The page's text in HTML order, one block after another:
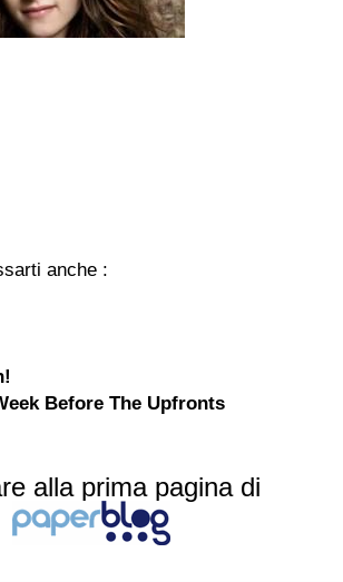
anche :
Before The Upfronts
alla prima pagina di